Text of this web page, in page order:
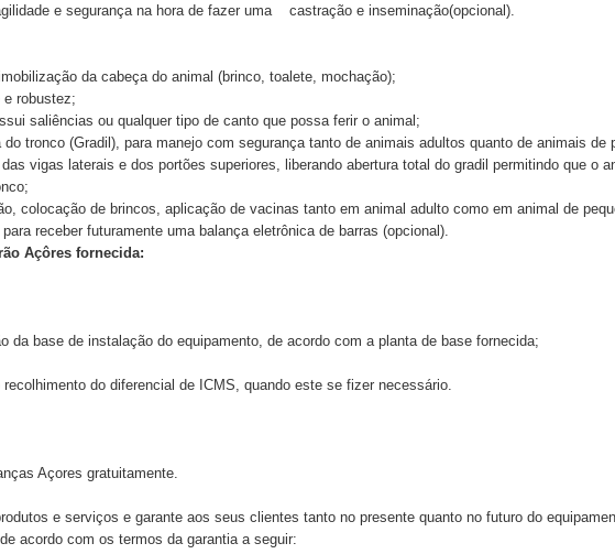
e segurança na hora de fazer uma castração e inseminação(opcional).
da cabeça do animal (brinco, toalete, mochação);
e robustez;
saliências ou qualquer tipo de canto que possa ferir o animal;
tronco (Gradil), para manejo com segurança tanto de animais adultos quanto de animais de
vigas laterais e dos portões superiores, liberando abertura total do gradil permitindo que o
colocação de brincos, aplicação de vacinas tanto em animal adulto como em animal de
receber futuramente uma balança eletrônica de barras (opcional).
Açôres fornecida:
da base de instalação do equipamento, de acordo com a planta de base fornecida;
do diferencial de ICMS, quando este se fizer necessário.
Açores gratuitamente.
e serviços e garante aos seus clientes tanto no presente quanto no futuro do
acordo com os termos da garantia a seguir: